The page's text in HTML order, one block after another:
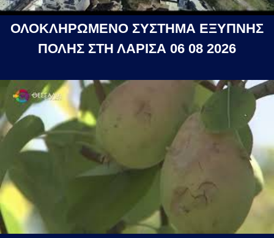
ΟΛΟΚΛΗΡΩΜΕΝΟ ΣΥΣΤΗΜΑ ΕΞΥΠΝΗΣ
ΠΟΛΗΣ ΣΤΗ ΛΑΡΙΣΑ 06 08 2026